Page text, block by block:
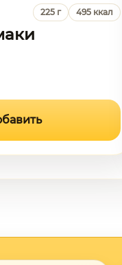
225 г 495 ккал